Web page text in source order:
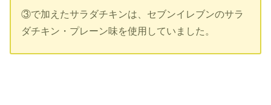
③で加えたサラダチキンは、セブンイレブンのサラ
ダチキン・プレーン味を使用していました。